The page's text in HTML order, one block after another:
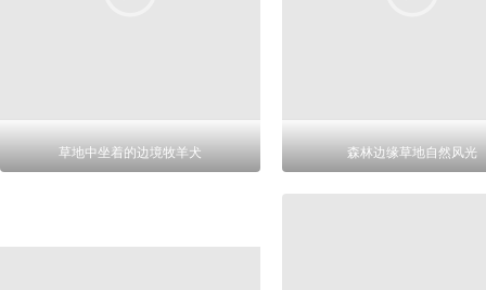
草地中坐着的边境牧羊犬 森林边缘草地自然风光